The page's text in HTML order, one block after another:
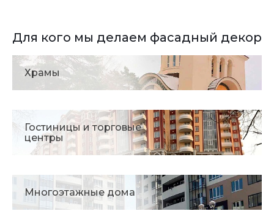
Для кого мы делаем фасадный декор
Храмы
Гостиницы и торговые
центры
Многоэтажные дома